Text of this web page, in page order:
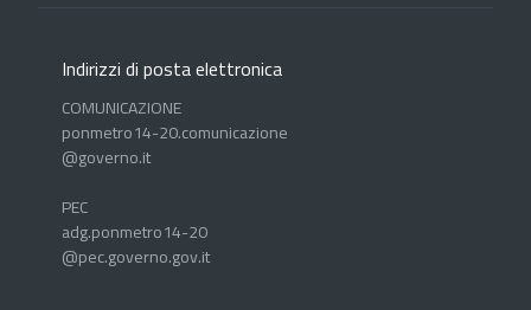
Indirizzi di posta elettronica
COMUNICAZIONE
ponmetro14-20.comunicazione
@governo.it
PEC
adg.ponmetro14-20
@pec.governo.gov.it